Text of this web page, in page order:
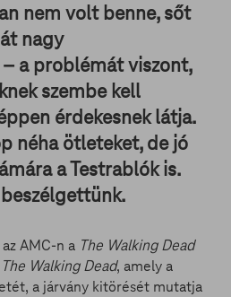
nem volt benne, sőt
nagy
a problémát viszont,
szembe kell
érdekesnek látja.
néha ötleteket, de jó
a Testrablók is.
AMC-n a The Walking Dead
Walking Dead, amely a
a járvány kitörését mutatja